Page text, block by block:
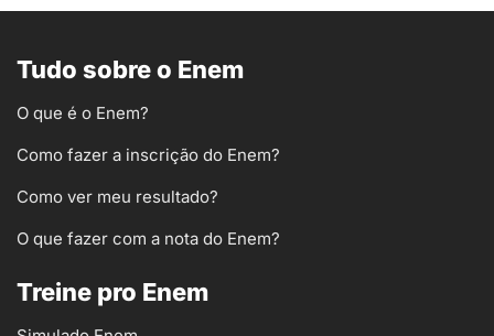
Tudo sobre o Enem
O que é o Enem?
Como fazer a inscrição do Enem?
Como ver meu resultado?
O que fazer com a nota do Enem?
Treine pro Enem